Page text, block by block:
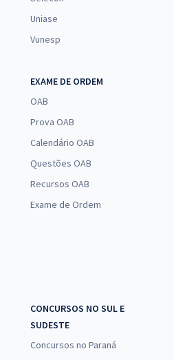
Uniase
Vunesp
EXAME DE ORDEM
OAB
Prova OAB
Calendário OAB
Questões OAB
Recursos OAB
Exame de Ordem
CONCURSOS NO SUL E
SUDESTE
Concursos no Paraná